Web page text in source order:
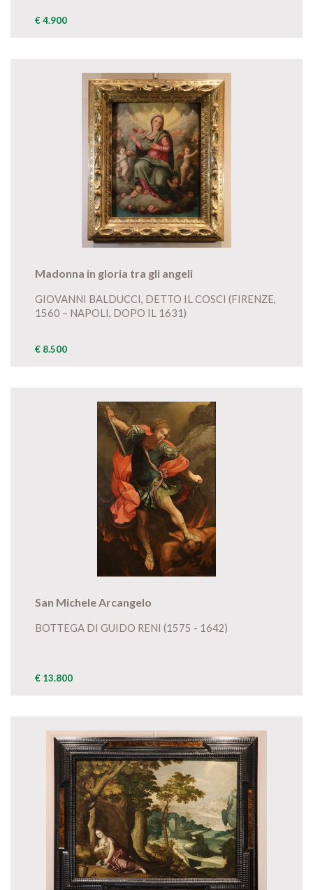
€ 4.900
Madonna in gloria tra gli angeli
GIOVANNI BALDUCCI, DETTO IL COSCI (FIRENZE,
1560 – NAPOLI, DOPO IL 1631)
€ 8.500
San Michele Arcangelo
BOTTEGA DI GUIDO RENI (1575 - 1642)
€ 13.800